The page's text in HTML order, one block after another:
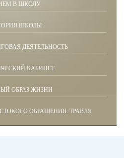
В ШКОЛУ
ШКОЛЫ
ДЕЯТЕЛЬНОСТЬ
КАБИНЕТ
ОБРАЗ ЖИЗНИ
ОБРАЩЕНИЯ. ТРАВЛЯ